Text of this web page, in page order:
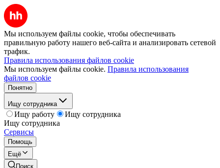
Мы используем файлы cookie, чтобы обеспечивать
правильную работу нашего веб-сайта и анализировать сетевой
трафик.
Правила использования файлов cookie
Мы используем файлы cookie. Правила использования
файлов cookie
Понятно
Ищу сотрудника
Ищу работу
Ищу сотрудника
Ищу сотрудника
Сервисы
Помощь
Ещё
Поиск